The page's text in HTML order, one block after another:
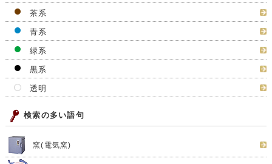
茶系
青系
緑系
黒系
透明
検索の多い語句
窯(電気窯)